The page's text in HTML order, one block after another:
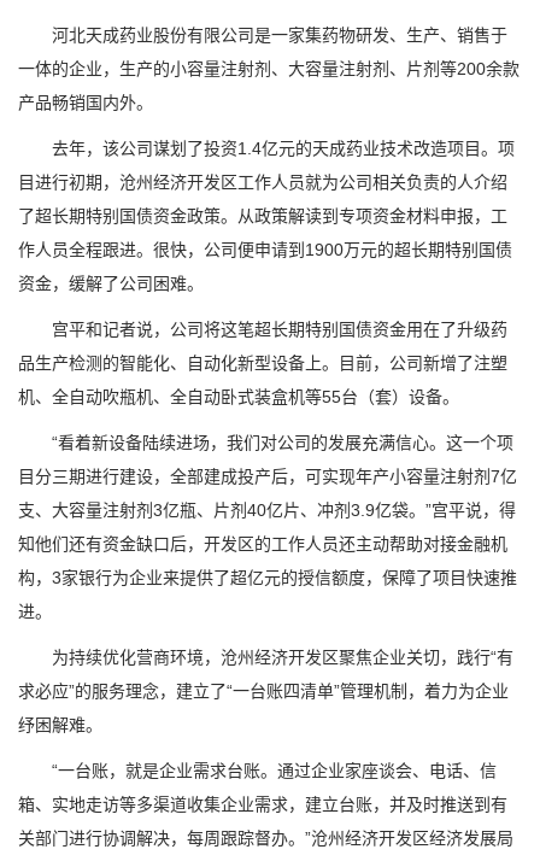
河北天成药业股份有限公司是一家集药物研发、生产、销售于
一体的企业，生产的小容量注射剂、大容量注射剂、片剂等200余款
产品畅销国内外。
去年，该公司谋划了投资1.4亿元的天成药业技术改造项目。项
目进行初期，沧州经济开发区工作人员就为公司相关负责的人介绍
了超长期特别国债资金政策。从政策解读到专项资金材料申报，工
作人员全程跟进。很快，公司便申请到1900万元的超长期特别国债
资金，缓解了公司困难。
宫平和记者说，公司将这笔超长期特别国债资金用在了升级药
品生产检测的智能化、自动化新型设备上。目前，公司新增了注塑
机、全自动吹瓶机、全自动卧式装盒机等55台（套）设备。
“看着新设备陆续进场，我们对公司的发展充满信心。这一个项
目分三期进行建设，全部建成投产后，可实现年产小容量注射剂7亿
支、大容量注射剂3亿瓶、片剂40亿片、冲剂3.9亿袋。”宫平说，得
知他们还有资金缺口后，开发区的工作人员还主动帮助对接金融机
构，3家银行为企业来提供了超亿元的授信额度，保障了项目快速推
进。
为持续优化营商环境，沧州经济开发区聚焦企业关切，践行“有
求必应”的服务理念，建立了“一台账四清单”管理机制，着力为企业
纾困解难。
“一台账，就是企业需求台账。通过企业家座谈会、电话、信
箱、实地走访等多渠道收集企业需求，建立台账，并及时推送到有
关部门进行协调解决，每周跟踪督办。”沧州经济开发区经济发展局